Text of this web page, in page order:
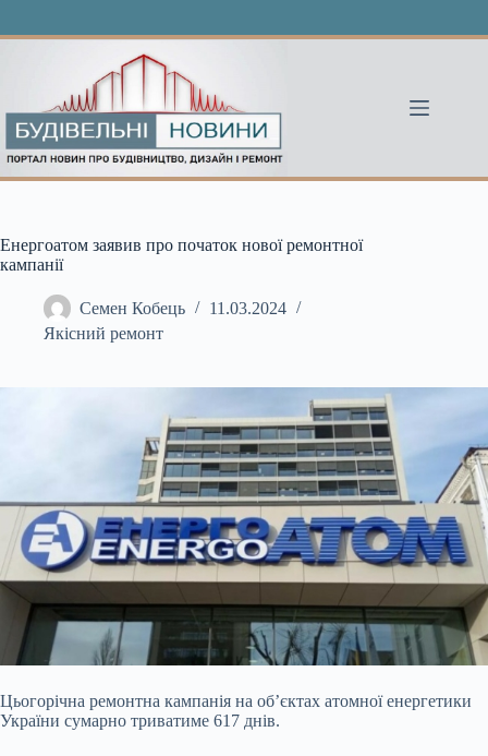
Енергоатом заявив про початок нової ремонтної
кампанії
Семен Кобець
11.03.2024
Якісний ремонт
Цьогорічна ремонтна кампанія на об’єктах атомної енергетики
України сумарно триватиме 617 днів.